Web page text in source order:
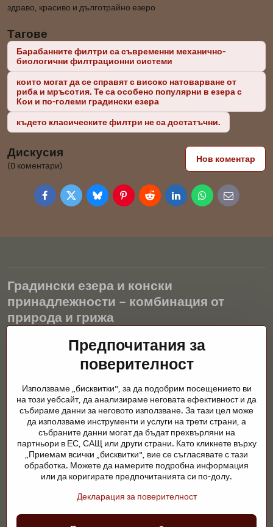
здраво, красиво и дълготрайно езеро
Тагове
Барабанните филтри са съвременни механично-
биологични филтрационни системи
които могат да се справят с високо натоварване от
риба и мръсотия. Те са особено популярни в езера с
Кои и по-големи градински езера
където класическите филтри не са достатъчни.
Дискусия
(0 коментари)
Нов коментар
FacebookTwitterBlueskyPinterestRedditLinkedInWhatsApp
E-
mail
Градински езера и конски
принадлежности – комбинация от
природа и грижа
Градинските езера са красиво допълнение към всеки екстериор
и създават хармонична среда за релаксация и живот на водните
животни. Правилната технология, филтрацията и редовната
през цялата година. Също толкова важна е грижата за
животните, които са част от нашия живот.
Конете се нуждаят от висококачествени конски принадлежности,
правилно хранене и отговорни грижи, за да бъдат здрави, силни
и доволни. Независимо дали става въпрос за екипировка за
ездачи, развъдчици или любители на природата, целта е да се
създаде среда, която подкрепя естествения баланс,
Предпочитания за
поверителност
Използваме „бисквитки", за да подобрим посещението ви
на този уебсайт, да анализираме неговата ефективност и да
събираме данни за неговото използване. За тази цел може
да използваме инструменти и услуги на трети страни, а
събраните данни могат да бъдат прехвърляни на
партньори в ЕС, САЩ или други страни. Като кликнете върху
„Приемам всички „бисквитки", вие се съгласявате с тази
обработка. Можете да намерите подробна информация
или да коригирате предпочитанията си по-долу.
Декларация за поверителност